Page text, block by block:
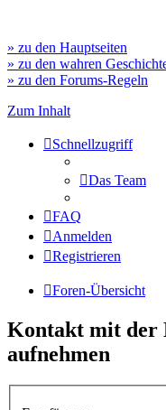
» zu den Hauptseiten
» zu den wahren
» zu den Forums-Regeln
Zum Inhalt
Schnellzugriff
Das Team
FAQ
Anmelden
Registrieren
Foren-Übersicht
Kontakt mit der
aufnehmen